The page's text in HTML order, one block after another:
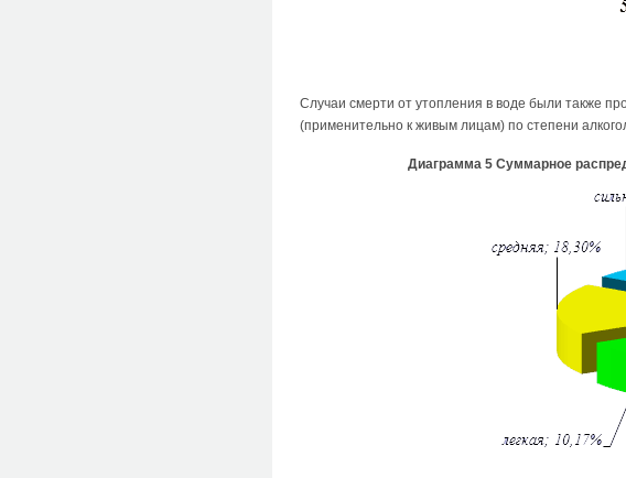
Случаи смерти от утопления в воде были также
(применительно к живым лицам) по степени
Диаграмма 5 Суммарное